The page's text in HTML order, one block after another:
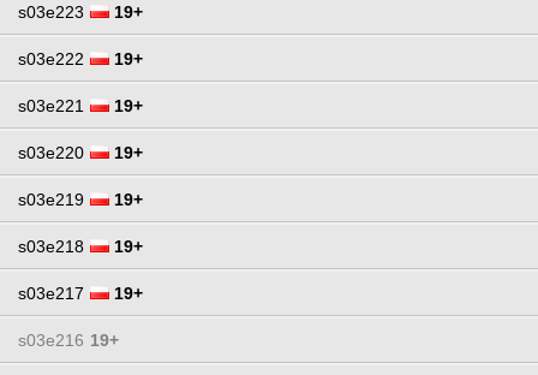
s03e223 19+
s03e222 19+
s03e221 19+
s03e220 19+
s03e219 19+
s03e218 19+
s03e217 19+
s03e216 19+